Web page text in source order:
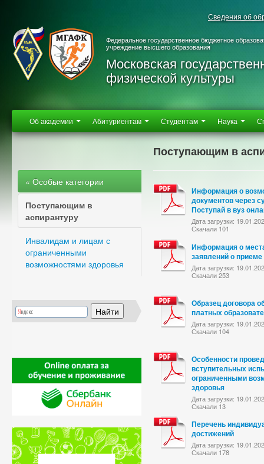
Сведения об
Федеральное государственное бюджетное
учреждение высшего образования
Московская
физической культуры
Об академии Абитуриентам Студентам Наука
« Особые категории
Поступающим в
аспирантуру
Инвалидам и лицам с
ограниченными
возможностями здоровья
Поступающим в
Информация о
документов через
Поступай в вуз
Дата загрузки:
Скачали 101
Информация о
заявлений о
Дата загрузки:
Скачали 253
Образец договора
платных
Дата загрузки:
Скачали 104
Особенности
вступительных
ограниченными
здоровья
Дата загрузки:
Скачали 13
Перечень
достижений
Дата загрузки:
Скачали 178